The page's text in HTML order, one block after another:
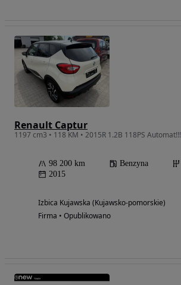
Renault Captur
1197 cm3 • 118 KM • 2015R 1.2B 118PS Automat!!!
98 200 km Benzyna
2015
Izbica Kujawska (Kujawsko-pomorskie)
Firma • Opublikowano